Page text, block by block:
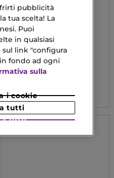
SISLEY
SUPER SOIN SOLAIRE
VISAGE SPF50+
Super Soin Solaire
Visage SPF 50+
pubblicità
tua scelta! La
Puoi
in qualsiasi
link "configura
fondo ad ogni
sulla
i cookie
tutti
tutti